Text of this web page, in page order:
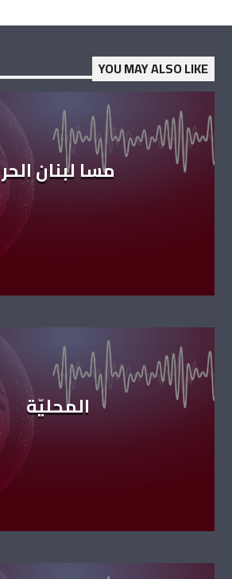
YOU MAY ALSO LIKE
مسا لبنان الحر
المحليّة